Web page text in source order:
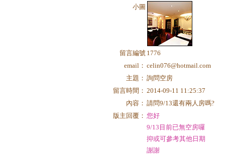
小圖
留言編號 1776
email： celin076@hotmail.com
主題： 詢問空房
留言時間： 2014-09-11 11:25:37
內容： 請問9/13還有兩人房嗎?
版主回覆： 您好
9/13目前已無空房囉
抑或可參考其他日期
謝謝